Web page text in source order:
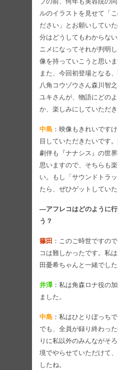
ルのイラストを見せて「
ださい」とお願いしてい
分はどうしてもわからな
ニメになってそれが判明
像を持っていこうと思いま
また、今回初登場となる
八角コウゾウさん森川智
ユキさんが、物語にどの
か、楽しみにしていただき
中島 ：映像もきれいです
目していただきたいです。
劇伴も『ナナシス』の世
思いますので、そちらも
い。もし「サウンドトラ
たら、ぜひゲットしてい
―アフレコはどのように行
う？
篠田 ：このご時世ですの
コは難しかったです。私
田憂希ちゃんと一緒でした
井澤：私は角森ロナ役の
ました。
中島 ：私はひとりぼっち
でも、全員が録り終わっ
りに私以外のみんながそ
境でやらせていただけて
したね。